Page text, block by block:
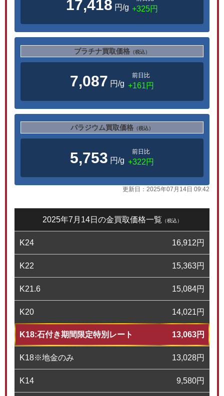
17,418 円/g +325円
プラチナ買取価格 （税込）
7,087 円/g
前日比
+161円
パラジウム買取価格 （税込）
5,753 円/g
前日比
+322円
更新日： 2025年07月14日 09:42
2025年7月14日の金買取価格一覧 （税込）
K24 16,912円
K22 15,363円
K21.6 15,084円
K20 14,021円
K18:石付き期間限定特別レート 13,063円
K18※地金のみ 13,028円
K14 9,580円